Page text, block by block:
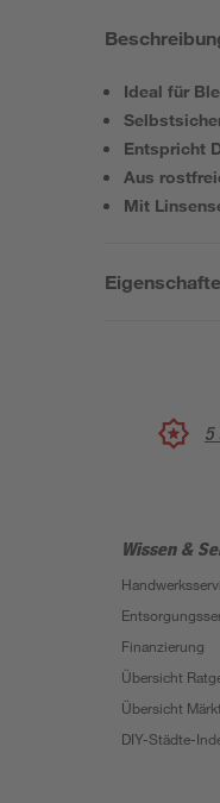
Ideal für
Entspricht
Aus
Mit
5
Wissen &
Finanzierung
Übersicht
Übersicht
DIY-Städte-